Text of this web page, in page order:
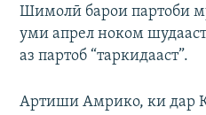
Ҳамаи сомонаҳои RFE/RL
Шимолӣ барои партоби
уми апрел ноком
аз партоб “таркидааст”.
Артиши Амрико, ки дар